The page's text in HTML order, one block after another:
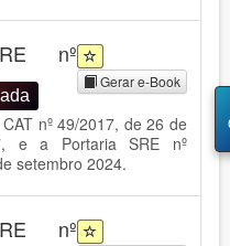
nº
Gerar e-Book
nº 49/2017, de 26 de
e a Portaria SRE nº
setembro 2024.
nº